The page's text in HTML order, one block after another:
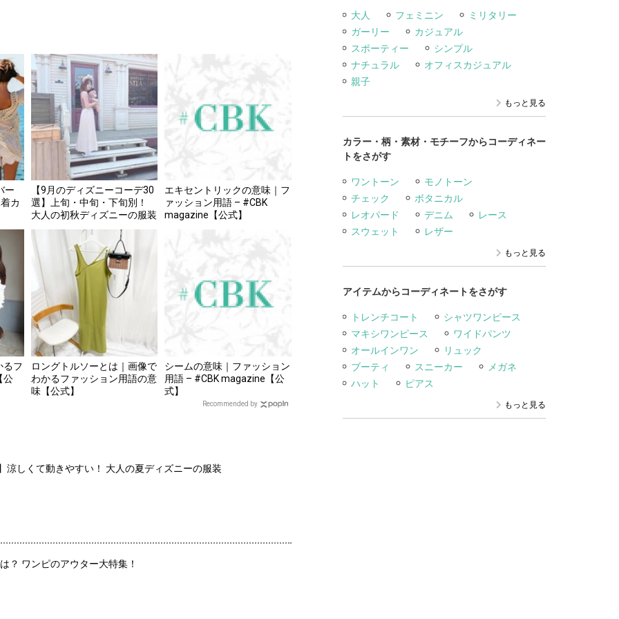
ー
カ
【9月のディズニーコーデ30
選】上旬・中旬・下旬別！
大人の初秋ディズニーの服装
【公式】
エキセントリックの意味｜フ
ァッション用語 – #CBK
magazine【公式】
るフ
公
ロングトルソーとは｜画像で
わかるファッション用語の意
味【公式】
シームの意味｜ファッション
用語 – #CBK magazine【公
式】
Recommended by
涼しくて動きやすい！ 大人の夏ディズニーの服装
？ ワンピのアウター大特集！
大人 フェミニン
ミリタリー
ガーリー
カジュアル
スポーティー
シンプル
ナチュラル
オフィスカジュアル
親子
もっと見る
カラー・柄・素材・モチーフからコーディネー
トをさがす
ワントーン
モノトーン
チェック
ボタニカル
レオパード
デニム
レース
スウェット
レザー
もっと見る
アイテムからコーディネートをさがす
トレンチコート
シャツワンピース
マキシワンピース
ワイドパンツ
オールインワン
リュック
ブーティ
スニーカー
メガネ
ハット
ピアス
もっと見る